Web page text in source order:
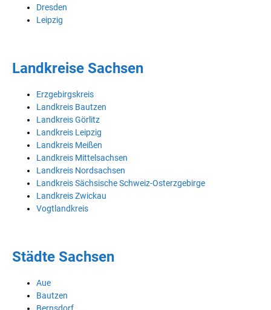
Dresden
Leipzig
Landkreise Sachsen
Erzgebirgskreis
Landkreis Bautzen
Landkreis Görlitz
Landkreis Leipzig
Landkreis Meißen
Landkreis Mittelsachsen
Landkreis Nordsachsen
Landkreis Sächsische Schweiz-Osterzgebirge
Landkreis Zwickau
Vogtlandkreis
Städte Sachsen
Aue
Bautzen